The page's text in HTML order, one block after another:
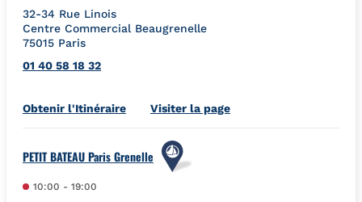
32-34 Rue Linois
Centre Commercial Beaugrenelle
75015 Paris
01 40 58 18 32
Obtenir l'ItinéraireLink Opens in New Tab
Visiter la page
PETIT BATEAU Paris Grenelle
10:00 - 19:00